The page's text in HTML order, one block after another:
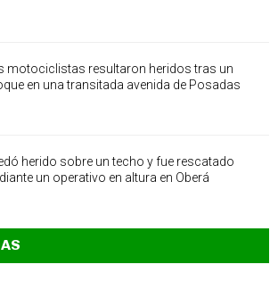
motociclistas resultaron heridos tras un
en una transitada avenida de Posadas
herido sobre un techo y fue rescatado
un operativo en altura en Oberá